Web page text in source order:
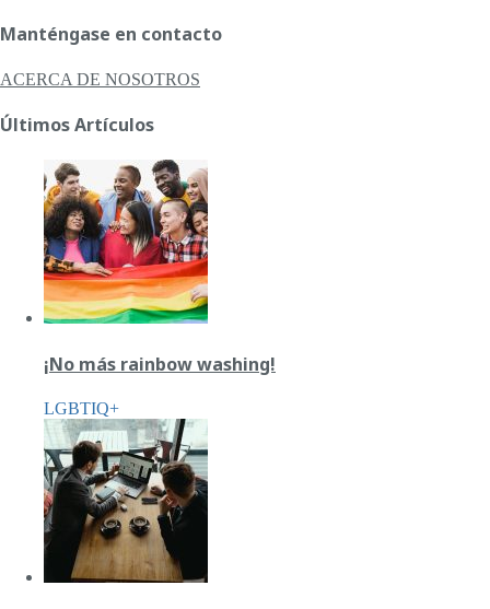
Manténgase en contacto
ACERCA DE NOSOTROS
Últimos Artículos
¡No más rainbow washing!
LGBTIQ+